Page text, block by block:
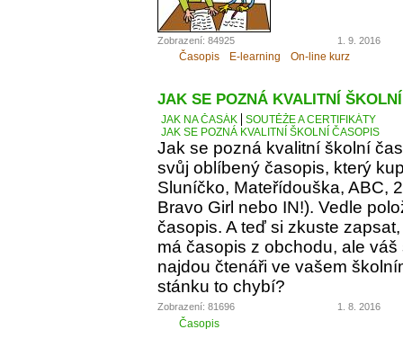
Zobrazení: 84925 1. 9. 2016
Časopis E-learning On-line kurz
JAK SE POZNÁ KVALITNÍ
JAK NA ČASÁK
SOUTĚŽE A CERTIFIKÁTY
JAK SE POZNÁ KVALITNÍ ŠKOLNÍ ČASOPIS
Jak se pozná kvalitní školní
svůj oblíbený časopis, který
Sluníčko, Mateřídouška, ABC,
Bravo Girl nebo IN!). Vedle
časopis. A teď si zkuste
má časopis z obchodu, ale
najdou čtenáři ve vašem
stánku to chybí?
Zobrazení: 81696 1. 8. 2016
Časopis